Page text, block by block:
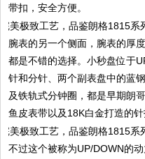
带扣，安全方便。
腕表的另一个侧面，腕表的厚
都是不错的选择。小秒盘位于
针和分针、两个副表盘中的蓝
及铁轨式分钟圈，都是早期朗
鱼皮表带以及18K白金打造的针
不过这个被称为UP/DOWN的